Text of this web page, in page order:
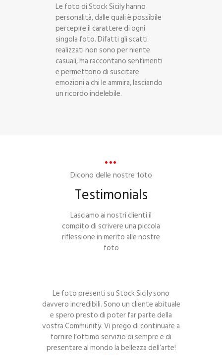
Le foto di Stock Sicily hanno
personalità, dalle quali è possibile
percepire il carattere di ogni
singola foto. Difatti gli scatti
realizzati non sono per niente
casuali, ma raccontano sentimenti
e permettono di suscitare
emozioni a chi le ammira, lasciando
un ricordo indelebile.
Dicono delle nostre foto
Testimonials
Lasciamo ai nostri clienti il
compito di scrivere una piccola
riflessione in merito alle nostre
foto
Le foto presenti su Stock Sicily sono
davvero incredibili. Sono un cliente abituale
e spero presto di poter far parte della
vostra Community. Vi prego di continuare a
fornire l’ottimo servizio di sempre e di
presentare al mondo la bellezza dell’arte!